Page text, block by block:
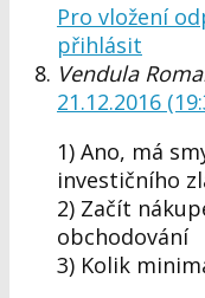
Pro vložení
přihlásit
Vendula
21.12.2016
1) Ano, má
investičního
2) Začít
obchodování
3) Kolik